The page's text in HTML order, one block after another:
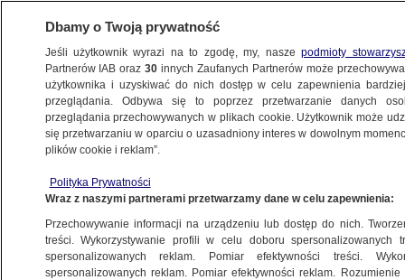
POLSKA
Tajemnica trasy 631. Szybki seks,
gwałtowna śmierć
Piotr Machajski
16.08.2023, 00:15
Dbamy o Twoją prywatność
Jeśli użytkownik wyrazi na to zgodę, my, naszepodmioty
Partnerów IAB oraz30 innych Zaufanych Partnerów może
użytkownika i uzyskiwać do nich dostęp w celu zapewnienia
przeglądania. Odbywa się to poprzez przetwarzanie danych
przeglądania przechowywanych w plikach cookie. Użytkownik może
się przetwarzaniu w oparciu o uzasadniony interes w dowolnym
plików cookie i reklam”.
Polityka Prywatności
Wraz z naszymi partnerami przetwarzamy dane w celu zapewnienia:
Przechowywanie informacji na urządzeniu lub dostęp do nich.
treści. Wykorzystywanie profili w celu doboru spersonalizowanych
spersonalizowanych reklam. Pomiar efektywności treści.
spersonalizowanych reklam. Pomiar efektywności reklam.